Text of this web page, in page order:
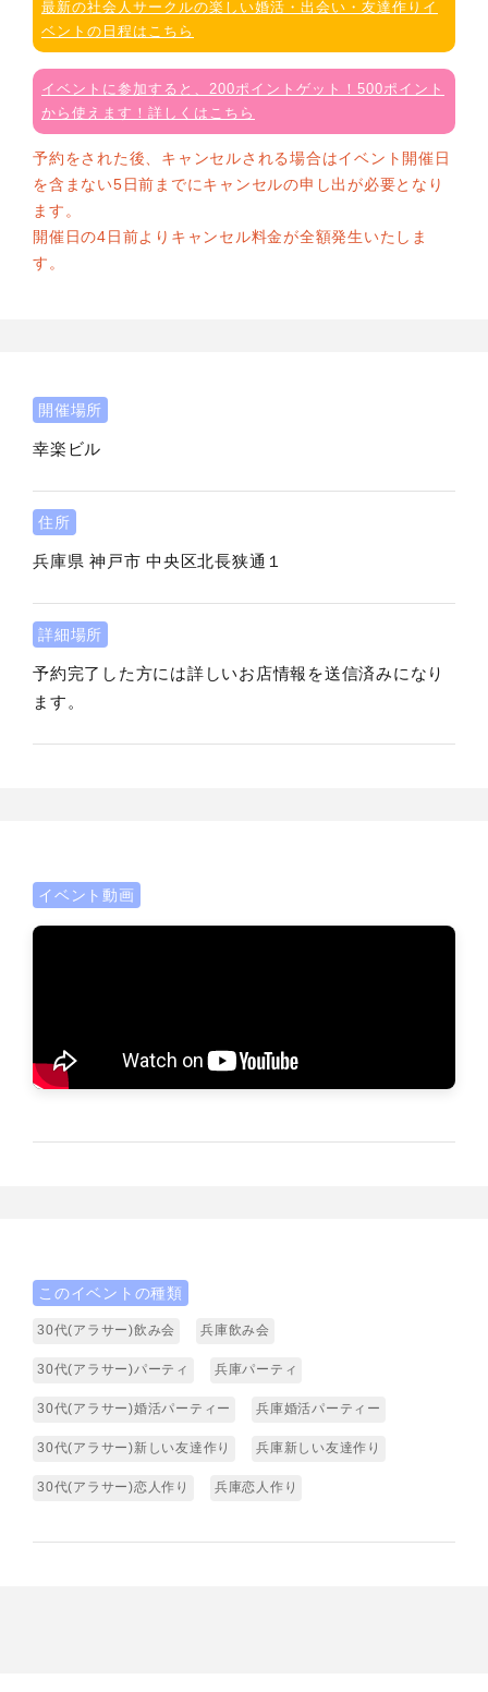
最新の社会人サークルの楽しい婚活・出会い・友達作りイ
ベントの日程はこちら
イベントに参加すると、200ポイントゲット！500ポイント
から使えます！詳しくはこちら
予約をされた後、キャンセルされる場合はイベント開催日
を含まない5日前までにキャンセルの申し出が必要となり
ます。
開催日の4日前よりキャンセル料金が全額発生いたしま
す。
開催場所
幸楽ビル
住所
兵庫県 神戸市 中央区北長狭通１
詳細場所
予約完了した方には詳しいお店情報を送信済みになり
ます。
イベント動画
このイベントの種類
30代(アラサー)飲み会 兵庫飲み会
30代(アラサー)パーティ 兵庫パーティ
30代(アラサー)婚活パーティー 兵庫婚活パーティー
30代(アラサー)新しい友達作り 兵庫新しい友達作り
30代(アラサー)恋人作り 兵庫恋人作り